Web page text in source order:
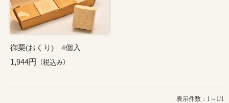
御栗(おくり) 4個入
1,944円 （税込み）
表示件数：1～1/1